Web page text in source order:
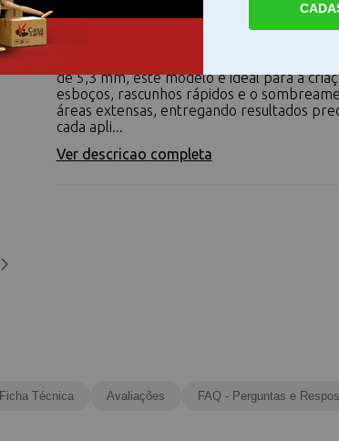
Lápis Jumbo Faber-castell 2b 9000 para
sombreamento O Lápis Jumbo Faber-
de 5,3 mm, este modelo é ideal para a
esboços, rascunhos rápidos e o
áreas extensas, entregando resultados
cada apli...
Ver descricao completa
Ficha Técnica Avaliações FAQ - Perguntas e